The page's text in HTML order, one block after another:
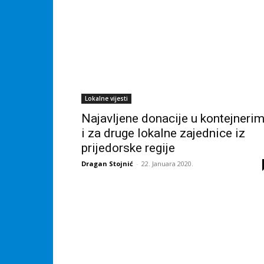
Lokalne vijesti
Najavljene donacije u
i za druge lokalne zajednice iz
prijedorske regije
Dragan Stojnić - 22. Januara 2020.